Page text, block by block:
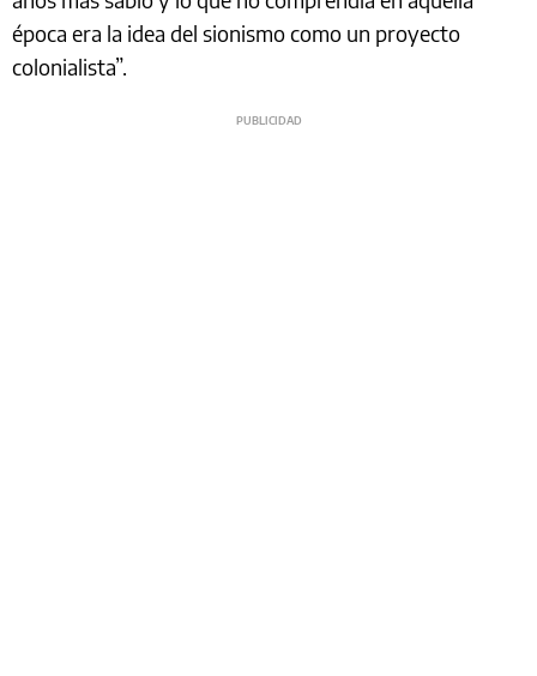
época era la idea del sionismo como un proyecto
colonialista”.